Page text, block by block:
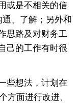
或是不相关的信
、了解；另外和
思路及对财务工
己的工作有时很
些想法，计划在
方面进行改进、